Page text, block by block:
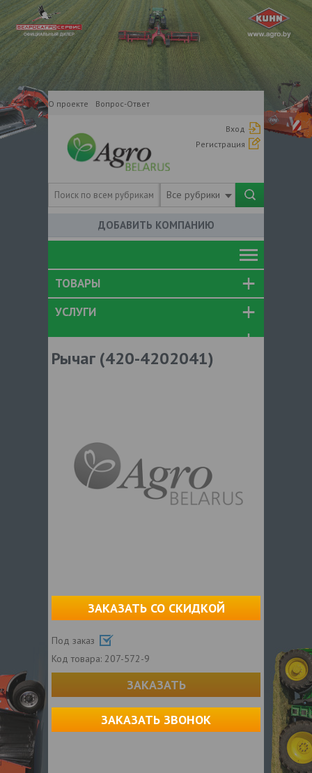
О проекте Вопрос-Ответ
Вход
Регистрация
Все рубрики
ДОБАВИТЬ КОМПАНИЮ
ТОВАРЫ
УСЛУГИ
Рычаг (420-4202041)
ЗАКАЗАТЬ СО СКИДКОЙ
Под заказ
Код товара: 207-572-9
ЗАКАЗАТЬ
ЗАКАЗАТЬ ЗВОНОК